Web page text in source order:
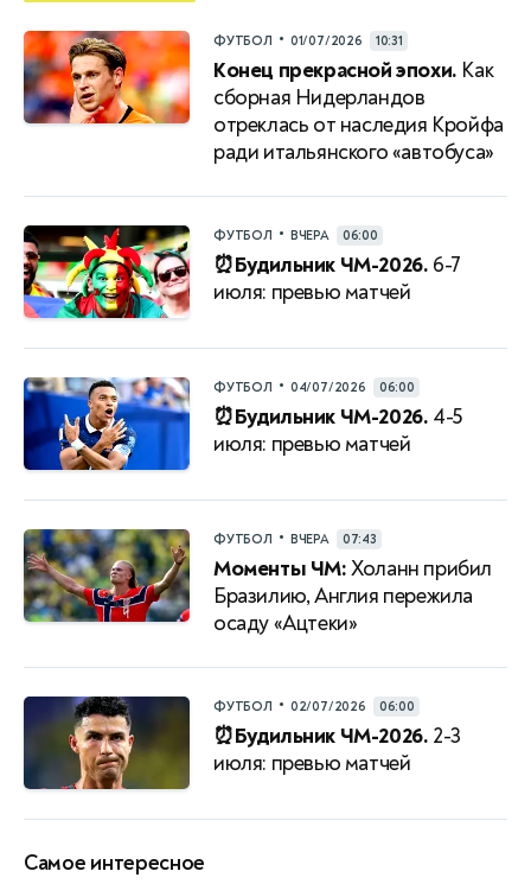
ФУТБОЛ • 01/07/2026 10:31
Конец прекрасной эпохи. Как
сборная Нидерландов
отреклась от наследия Кройфа
ради итальянского «автобуса»
ФУТБОЛ • ВЧЕРА 06:00
⏰Будильник ЧМ-2026. 6-7
июля: превью матчей
ФУТБОЛ • 04/07/2026 06:00
⏰Будильник ЧМ-2026. 4-5
июля: превью матчей
ФУТБОЛ • ВЧЕРА 07:43
Моменты ЧМ:Холанн прибил
Бразилию, Англия пережила
осаду «Ацтеки»
ФУТБОЛ • 02/07/2026 06:00
⏰Будильник ЧМ-2026. 2-3
июля: превью матчей
Самое интересное